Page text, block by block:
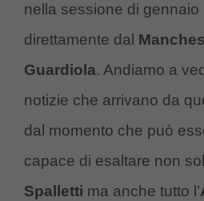
nella sessione di gennaio
direttamente dal
Guardiola. Andiamo a
notizie che arrivano da
dal momento che può
capace di esaltare non
Spalletti ma anche tutto l’